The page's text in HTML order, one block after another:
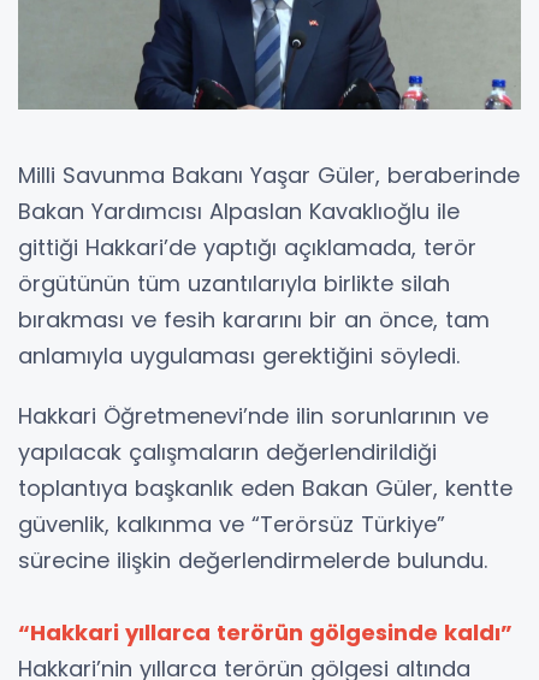
Milli Savunma Bakanı Yaşar Güler, beraberinde
Bakan Yardımcısı Alpaslan Kavaklıoğlu ile
gittiği Hakkari’de yaptığı açıklamada, terör
örgütünün tüm uzantılarıyla birlikte silah
bırakması ve fesih kararını bir an önce, tam
anlamıyla uygulaması gerektiğini söyledi.
Hakkari Öğretmenevi’nde ilin sorunlarının ve
yapılacak çalışmaların değerlendirildiği
toplantıya başkanlık eden Bakan Güler, kentte
güvenlik, kalkınma ve “Terörsüz Türkiye”
sürecine ilişkin değerlendirmelerde bulundu.
“Hakkari yıllarca terörün gölgesinde kaldı”
Hakkari’nin yıllarca terörün gölgesi altında